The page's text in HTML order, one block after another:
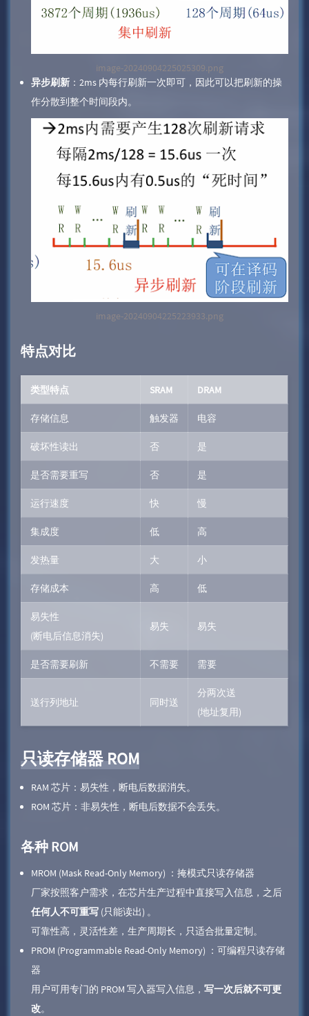
image-20240904225025309.png
异步刷新 ：2ms 内每行刷新一次即可，因此可以把刷新的操
作分散到整个时间段内。
image-20240904225223933.png
特点对比
类型特点 SRAM DRAM
存储信息 触发器 电容
破坏性读出 否 是
是否需要重写 否 是
运行速度 快 慢
集成度 低 高
发热量 大 小
存储成本 高 低
易失性
(断电后信息消失)
易失 易失
是否需要刷新 不需要 需要
送行列地址 同时送
分两次送
(地址复用)
只读存储器 ROM
RAM 芯片：易失性，断电后数据消失。
ROM 芯片：非易失性，断电后数据不会丢失。
各种 ROM
MROM (Mask Read-Only Memory) ：掩模式只读存储器
厂家按照客户需求，在芯片生产过程中直接写入信息，之后
任何人不可重写 (只能读出) 。
可靠性高，灵活性差，生产周期长，只适合批量定制。
PROM (Programmable Read-Only Memory) ：可编程只读存储
器
用户可用专门的 PROM 写入器写入信息， 写一次后就不可更
改。